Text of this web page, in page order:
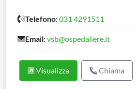
Telefono: 031 4291511
Email: vsb@ospedaliere.it
Visualizza Chiama